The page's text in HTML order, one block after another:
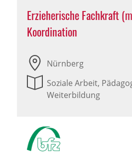
Erzieherische Fachkraft
Koordination
Nürnberg
Soziale Arbeit,
Weiterbildung